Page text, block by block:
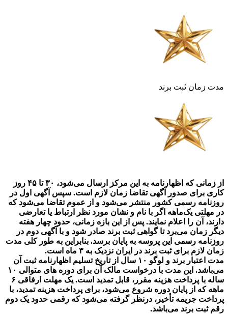
مدت زمان ثبت برند
از زمانی که اظهارنامه به این مرکز ارسال می‌شود، ۳۰ تا ۴۵ روز
کاری برای صدور آگهی تقاضا زمان لازم است. سپس آگهی اول در
روزنامه رسمی کشور منتشر می‌شود و از عموم تقاضا می‌شود که
در مهلتی یک‌ماهه اگر با نام و نشان مورد نظر ارتباط یا تعارضی
دارند، آن را اعلام نمایند. پس از این بازه زمانی، حدود چهار هفته
دیگر زمان می‌برد تا گواهی ثبت برند صادر شود و با آگهی دوم در
روزنامه رسمی این پروسه به پایان برسد. بنابراین به طور کلی مدت
زمان لازم برای ثبت برند در ایران نزدیک به ۳ ماه است.
مدت اعتبار برند و لوگو ۱۰ سال از تاریخ تسلیم اظهارنامه ثبت آن
می‌باشد. این مدت با درخواست مالک آن برای دوره‌ های متوالی ۱۰
ساله با پرداخت هزینه مقرر، قابل تمدید است‌. یک مهلت ارفاقی ۶
ماهه که از پایان دوره شروع می‌شود، برای پرداخت هزینه تمدید، با
پرداخت جریمه تأخیر، درنظر گرفته می‌شود که رقمی حدود یک دوم
رقم ثبت برند می‌باشد.